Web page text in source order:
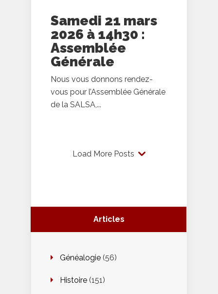
Samedi 21 mars
2026 à 14h30 :
Assemblée
Générale
Nous vous donnons rendez-
vous pour l’Assemblée Générale
de la SALSA,...
Load More Posts
Articles
Généalogie (56)
Histoire (151)